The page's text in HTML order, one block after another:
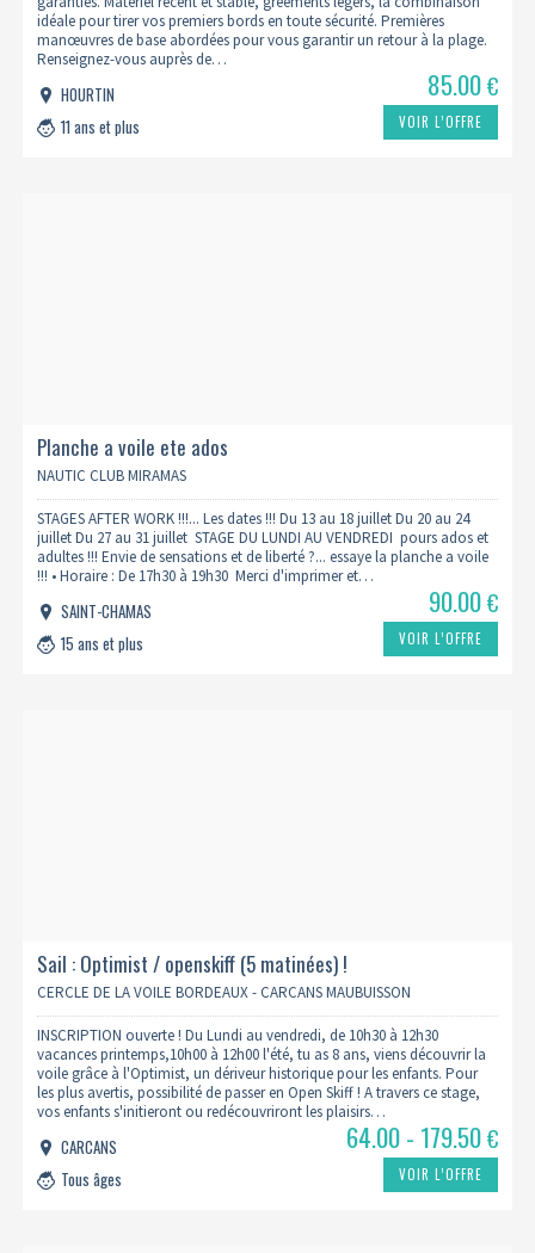
idéale pour tirer vos premiers bords en toute sécurité. Premières
manœuvres de base abordées pour vous garantir un retour à la plage.
Renseignez-vous auprès de…
HOURTIN
11 ans et plus
85.00€
VOIR L’OFFRE
Planche a voile ete ados
NAUTIC CLUB MIRAMAS
STAGES AFTER WORK !!!... Les dates !!! Du 13 au 18 juillet Du 20 au 24
juillet Du 27 au 31 juillet STAGE DU LUNDI AU VENDREDI pours ados et
adultes !!! Envie de sensations et de liberté ?... essaye la planche a voile
!!! • Horaire : De 17h30 à 19h30 Merci d'imprimer et…
SAINT-CHAMAS
15 ans et plus
90.00€
VOIR L’OFFRE
Sail : Optimist / openskiff (5 matinées) !
CERCLE DE LA VOILE BORDEAUX - CARCANS MAUBUISSON
INSCRIPTION ouverte ! Du Lundi au vendredi, de 10h30 à 12h30
vacances printemps,10h00 à 12h00 l'été, tu as 8 ans, viens découvrir la
voile grâce à l'Optimist, un dériveur historique pour les enfants. Pour
les plus avertis, possibilité de passer en Open Skiff ! A travers ce stage,
vos enfants s'initieront ou redécouvriront les plaisirs…
CARCANS
Tous âges
64.00 - 179.50€
VOIR L’OFFRE